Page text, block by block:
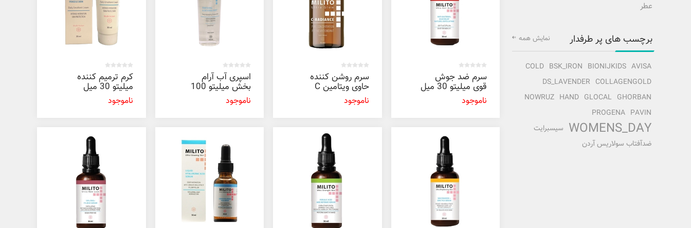
سرم ضد جوش
قوی میلیتو 30 میل
ناموجود
سرم روشن کننده
حاوی ویتامین C
میلیتو 15 میل
ناموجود
اسپری آب آرام
بخش میلیتو 100
میل
ناموجود
کرم ترمیم کننده
میلیتو 30 میل
ناموجود
عطر
برچسب های پر طرفدار
AVISA
BIONIJKIDS
BSK_IRON
COLD
COLLAGENGOLD
DS_LAVENDER
GHORBAN
GLOCAL
HAND
NOWRUZ
PAVIN
PROGENA
WOMENS_DAY سیسبرایت
ضدآفتاب سولاریس آردن
نمایش همه